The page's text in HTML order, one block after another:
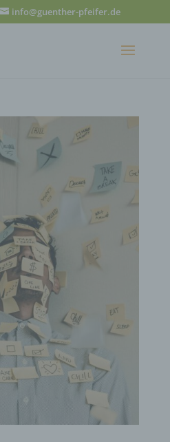
info@guenther-pfeifer.de